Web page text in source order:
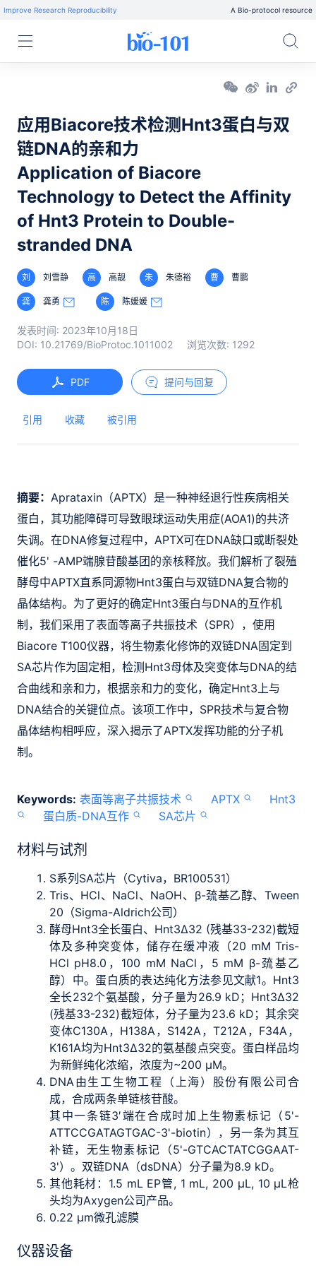
Improve Research Reproducibility A Bio-protocol resource
应用Biacore技术检测Hnt3蛋白与双
链DNA的亲和力
Application of Biacore
Technology to Detect the Affinity
of Hnt3 Protein to Double-
stranded DNA
刘 刘雪静 高 高靓 朱 朱德裕 曹 曹鹏
龚 龚勇 陈 陈媛媛
发表时间: 2023年10月18日
DOI: 10.21769/BioProtoc.1011002 浏览次数: 1292
PDF 提问与回复
引用 收藏 被引用
摘要： Aprataxin（APTX）是一种神经退行性疾病相关
蛋白，其功能障碍可导致眼球运动失用症(AOA1)的共济
失调。在DNA修复过程中，APTX可在DNA缺口或断裂处
催化5' -AMP端腺苷酸基团的亲核释放。我们解析了裂殖
酵母中APTX直系同源物Hnt3蛋白与双链DNA复合物的
晶体结构。为了更好的确定Hnt3蛋白与DNA的互作机
制，我们采用了表面等离子共振技术（SPR），使用
Biacore T100仪器，将生物素化修饰的双链DNA固定到
SA芯片作为固定相，检测Hnt3母体及突变体与DNA的结
合曲线和亲和力，根据亲和力的变化，确定Hnt3上与
DNA结合的关键位点。该项工作中，SPR技术与复合物
晶体结构相呼应，深入揭示了APTX发挥功能的分子机
制。
Keywords: 表面等离子共振技术 APTX
Hnt3
蛋白质-DNA互作
SA芯片
材料与试剂
S系列SA芯片（Cytiva，BR100531）
Tris、HCl、NaCl、NaOH、β-巯基乙醇、Tween
20（Sigma-Aldrich公司）
酵母Hnt3全长蛋白、Hnt3∆32 (残基33-232)截短
体及多种突变体，储存在缓冲液（20 mM Tris-
HCl pH8.0，100 mM NaCl，5 mM β-巯基乙
醇）中。蛋白质的表达纯化方法参见文献1。Hnt3
全长232个氨基酸，分子量为26.9 kD；Hnt3∆32
(残基33-232)截短体，分子量为23.6 kD；其余突
变体C130A，H138A，S142A，T212A，F34A，
K161A均为Hnt3∆32的氨基酸点突变。蛋白样品均
为新鲜纯化浓缩，浓度为~200 μM。
DNA由生工生物工程（上海）股份有限公司合
成，合成两条单链核苷酸。
其中一条链3′端在合成时加上生物素标记（5'-
ATTCCGATAGTGAC-3'-biotin），另一条为其互
补链，无生物素标记（5'-GTCACTATCGGAAT-
3'）。双链DNA（dsDNA）分子量为8.9 kD。
其他耗材：1.5 mL EP管, 1 mL, 200 µL, 10 µL枪
头均为Axygen公司产品。
0.22 μm微孔滤膜
仪器设备